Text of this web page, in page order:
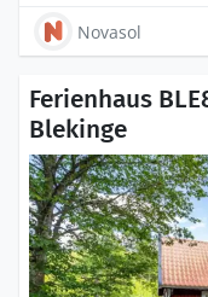
Novasol
Ferienhaus
Blekinge